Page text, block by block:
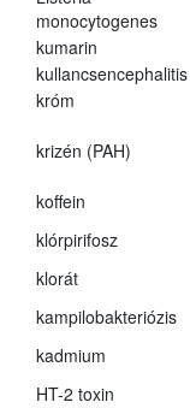
monocytogenes
kumarin
kullancsencephalitis
króm
krizén (PAH)
koffein
klórpirifosz
klorát
kampilobakteriózis
kadmium
HT-2 toxin